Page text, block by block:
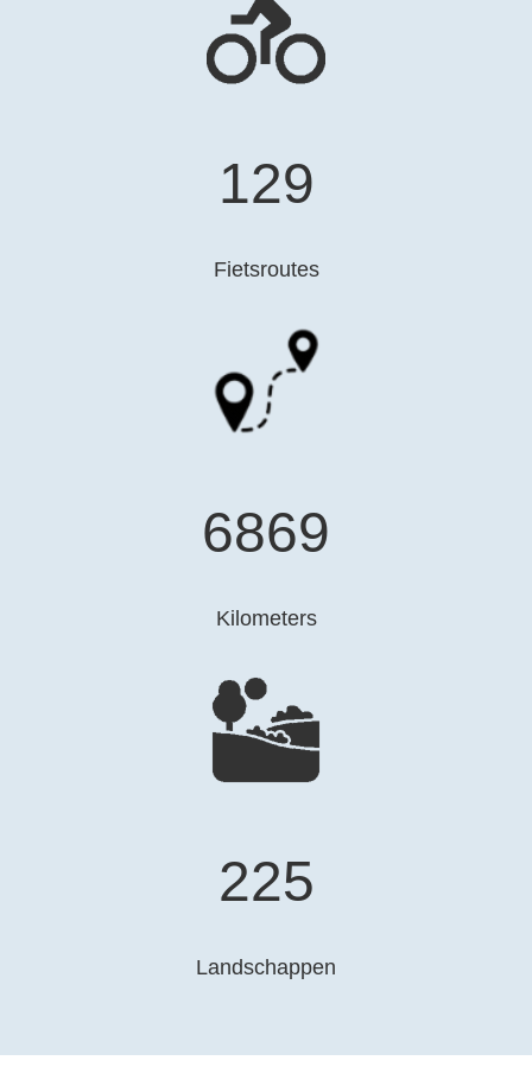
130
Fietsroutes
6878
Kilometers
226
Landschappen